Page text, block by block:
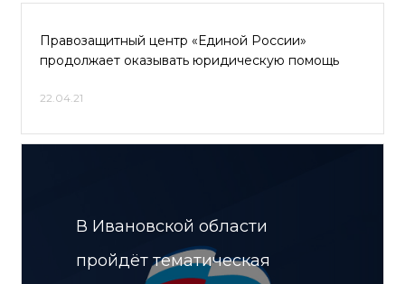
Правозащитный центр «Единой России»
продолжает оказывать юридическую помощь
22.04.21
В Ивановской области
пройдёт тематическая